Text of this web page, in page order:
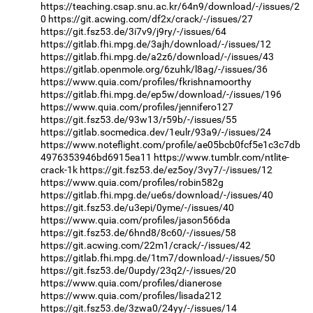
https://teaching.csap.snu.ac.kr/64n9/download/-/issues/2
0 https://git.acwing.com/df2x/crack/-/issues/27
https://git.fsz53.de/3i7v9/j9ry/-/issues/64
https://gitlab.fhi.mpg.de/3ajh/download/-/issues/12
https://gitlab.fhi.mpg.de/a2z6/download/-/issues/43
https://gitlab.openmole.org/6zuhk/l8ag/-/issues/36
https://www.quia.com/profiles/fkrishnamoorthy
https://gitlab.fhi.mpg.de/ep5w/download/-/issues/196
https://www.quia.com/profiles/jennifero127
https://git.fsz53.de/93w13/r59b/-/issues/55
https://gitlab.socmedica.dev/1eulr/93a9/-/issues/24
https://www.noteflight.com/profile/ae05bcb0fcf5e1c3c7db
4976353946bd6915ea11 https://www.tumblr.com/ntlite-
crack-1k https://git.fsz53.de/ez5oy/3vy7/-/issues/12
https://www.quia.com/profiles/robin582g
https://gitlab.fhi.mpg.de/ue6s/download/-/issues/40
https://git.fsz53.de/u3epi/0yme/-/issues/40
https://www.quia.com/profiles/jason566da
https://git.fsz53.de/6hnd8/8c60/-/issues/58
https://git.acwing.com/22m1/crack/-/issues/42
https://gitlab.fhi.mpg.de/1tm7/download/-/issues/50
https://git.fsz53.de/0updy/23q2/-/issues/20
https://www.quia.com/profiles/dianerose
https://www.quia.com/profiles/lisada212
https://git.fsz53.de/3zwa0/24yy/-/issues/14